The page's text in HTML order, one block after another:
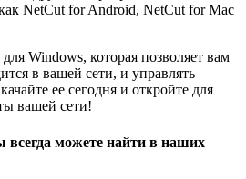
NetCut for Android, NetCut for Mac
Windows, которая позволяет вам
в вашей сети, и управлять
ее сегодня и откройте для
вашей сети!
можете найти в наших